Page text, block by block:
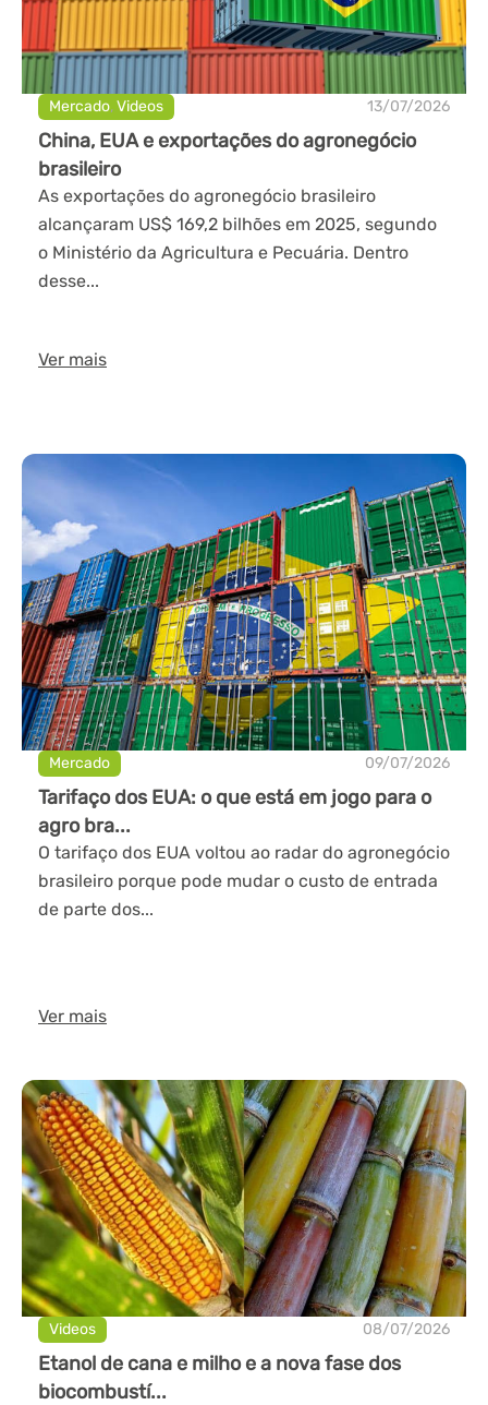
Mercado,Videos 13/07/2026
China, EUA e exportações do agronegócio
brasileiro
As exportações do agronegócio brasileiro
alcançaram US$ 169,2 bilhões em 2025, segundo
o Ministério da Agricultura e Pecuária. Dentro
desse...
Ver mais
Mercado 09/07/2026
Tarifaço dos EUA: o que está em jogo para o
agro bra...
O tarifaço dos EUA voltou ao radar do agronegócio
brasileiro porque pode mudar o custo de entrada
de parte dos...
Ver mais
Videos 08/07/2026
Etanol de cana e milho e a nova fase dos
biocombustí...